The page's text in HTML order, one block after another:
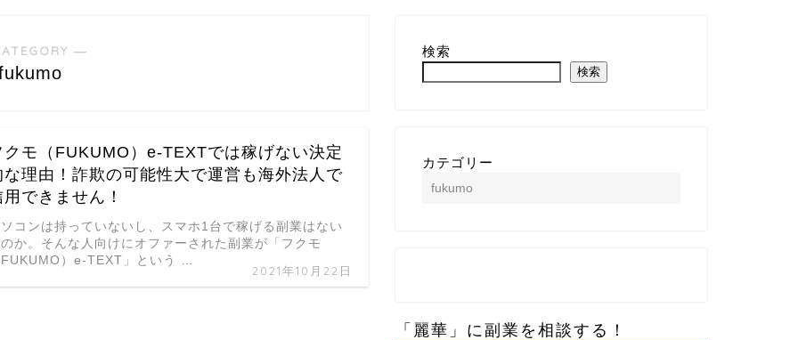
―
クモ（FUKUMO）e-TEXTでは稼げない決定
な理由！詐欺の可能性大で運営も海外法人で
用できません！
2021年10月22日
コンは持っていないし、スマホ1台で稼げる副業はない
か。そんな人向けにオファーされた副業が「フクモ
）e-TEXT」という …
検索
検索
カテゴリー
「麗華」に副業を相談する！